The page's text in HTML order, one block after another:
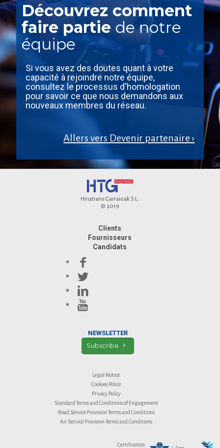
Découvrez comment
faire partie de notre
équipe
Si vous avez des doutes quant à votre
capacité à rejoindre notre équipe,
consultez le processus d'homologation
pour savoir ce que nous demandons aux
nouveaux membres du réseau.
Allers vers Devenir partenaire ›
Hirutrans Garraioak S.L.
© 2019
Clients
Fournisseurs
Candidats
NEWSLETTER
Subscribe
Legal Notice
Cookies Police
Privacy Policy
Standard Terms and Conditions of Engagement
Road Service Provision Terms and Conditions
Air Service Provision Terms and Conditions
Certification